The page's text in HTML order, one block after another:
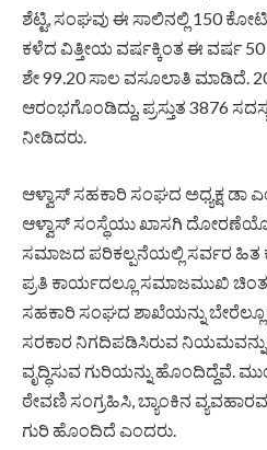
ಶೆಟ್ಟಿ, ಸಂಘವು ಈ ಸಾಲಿನಲ್ಲಿ 150
ಕಳೆದ ವಿತ್ತೀಯ ವರ್ಷಕ್ಕಿಂತ ಈ ವರ್ಷ 50
ಶೇ 99.20 ಸಾಲ ವಸೂಲಾತಿ ಮಾಡಿದೆ.
ಆರಂಭಗೊಂಡಿದ್ದು, ಪ್ರಸ್ತುತ 3876
ನೀಡಿದರು.
ಆಳ್ವಾಸ್ ಸಹಕಾರಿ ಸಂಘದ ಅಧ್ಯಕ್ಷ ಡಾ
ಆಳ್ವಾಸ್ ಸಂಸ್ಥೆಯು ಖಾಸಗಿ
ಸಮಾಜದ ಪರಿಕಲ್ಪನೆಯಲ್ಲಿ ಸರ್ವರ ಹಿತ
ಪ್ರತಿ ಕಾರ್ಯದಲ್ಲೂ ಸಮಾಜಮುಖಿ
ಸಹಕಾರಿ ಸಂಘದ ಶಾಖೆಯನ್ನು
ಸರಕಾರ ನಿಗದಿಪಡಿಸಿರುವ ನಿಯಮವನ್ನು
ವೃದ್ಧಿಸುವ ಗುರಿಯನ್ನು ಹೊಂದಿದ್ದೆವೆ.
ಠೇವಣಿ ಸಂಗ್ರಹಿಸಿ, ಬ್ಯಾಂಕಿನ
ಗುರಿ ಹೊಂದಿದೆ ಎಂದರು.